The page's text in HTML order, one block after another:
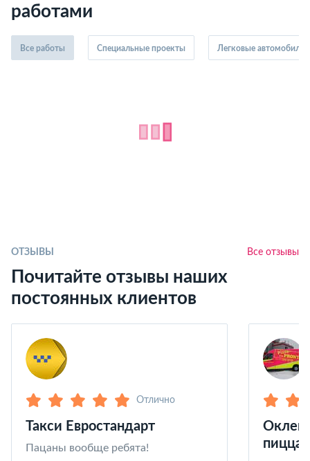
работами
Все работы Специальные проекты Легковые автомобили
ОТЗЫВЫ Все отзывы
Почитайте отзывы наших
постоянных клиентов
Отлично
Такси Евростандарт
Пацаны вообще ребята!
пицца